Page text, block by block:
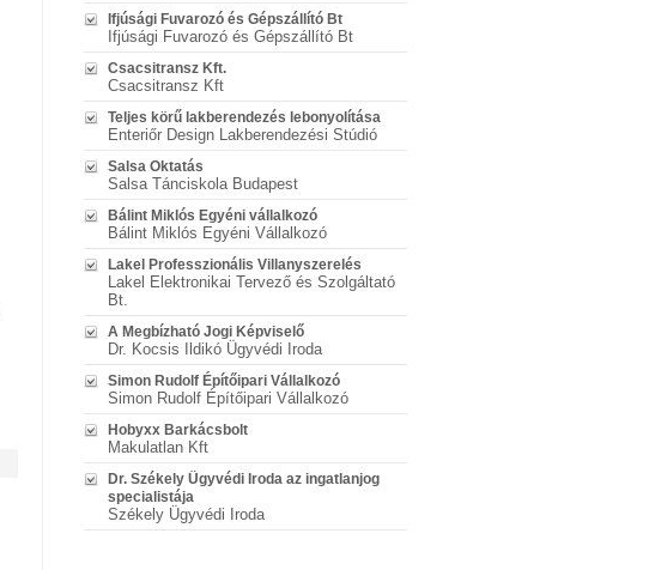
Ifjúsági Fuvarozó és Gépszállító Bt
Ifjúsági Fuvarozó és Gépszállító Bt
Csacsitransz Kft.
Csacsitransz Kft
Teljes körű lakberendezés lebonyolítása
Enteriőr Design Lakberendezési Stúdió
Salsa Oktatás
Salsa Tánciskola Budapest
Bálint Miklós Egyéni vállalkozó
Bálint Miklós Egyéni Vállalkozó
Lakel Professzionális Villanyszerelés
Lakel Elektronikai Tervező és Szolgáltató
Bt.
A Megbízható Jogi Képviselő
Dr. Kocsis Ildikó Ügyvédi Iroda
Simon Rudolf Építőipari Vállalkozó
Simon Rudolf Építőipari Vállalkozó
Hobyxx Barkácsbolt
Makulatlan Kft
Dr. Székely Ügyvédi Iroda az ingatlanjog
specialistája
Székely Ügyvédi Iroda